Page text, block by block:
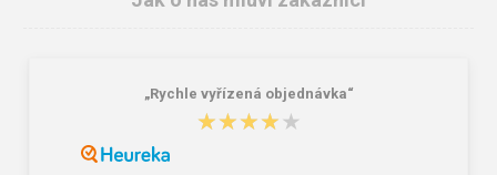
„Rychle vyřízená objednávka“
★★★★★
★★★★★